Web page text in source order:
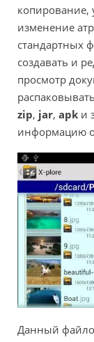
копирование,
изменение
стандартных
создавать и
просмотр
zip, jar, apk и
информацию
Данный